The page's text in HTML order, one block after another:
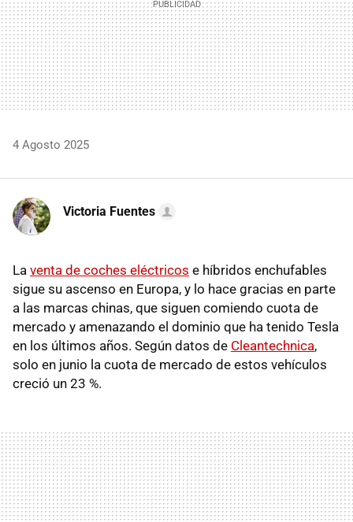
4 Agosto 2025
Victoria Fuentes
La venta de coches eléctricos e híbridos enchufables
sigue su ascenso en Europa, y lo hace gracias en parte
a las marcas chinas, que siguen comiendo cuota de
mercado y amenazando el dominio que ha tenido Tesla
en los últimos años. Según datos de Cleantechnica,
solo en junio la cuota de mercado de estos vehículos
creció un 23 %.